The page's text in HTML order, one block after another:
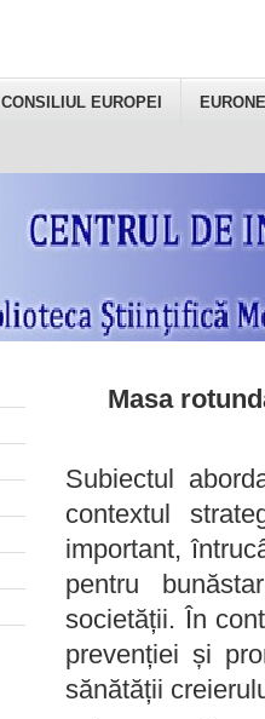
CONSILIUL EUROPEI
Masa
Subiectul
contextul
important,
pentru
societății. În
prevenției și
sănătății